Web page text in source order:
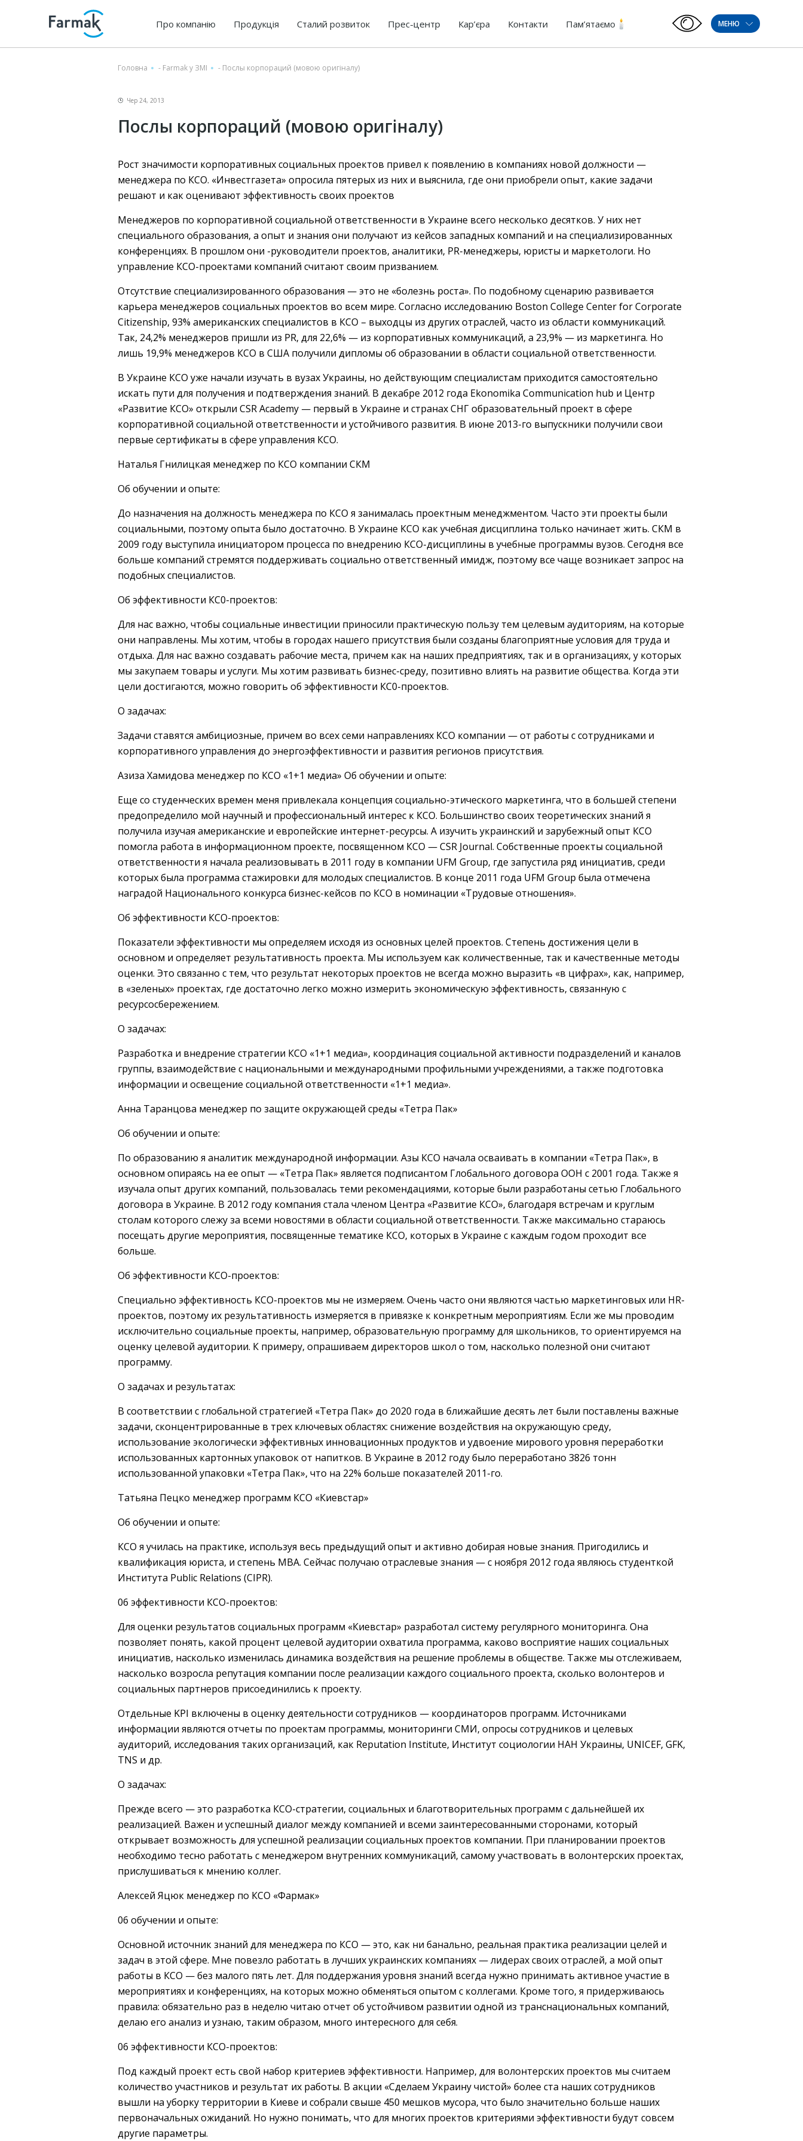
Про компанію Продукція Сталий розвиток Прес-центр Кар’єра Контакти Пам’ятаємо МЕНЮ
Головна - Farmak у ЗМІ - Послы корпораций (мовою оригіналу)
Чер 24, 2013
Послы корпораций (мовою оригіналу)
Рост значимости корпоративных социальных проектов привел к появлению в компаниях новой должности —
менеджера по КСО. «Инвестгазета» опросила пятерых из них и выяснила, где они приобрели опыт, какие задачи
решают и как оценивают эффективность своих проектов
Менеджеров по корпоративной социальной ответственности в Украине всего несколько десятков. У них нет
специального образования, а опыт и знания они получают из кейсов западных компаний и на специализированных
конференциях. В прошлом они -руководители проектов, аналитики, PR-менеджеры, юристы и маркетологи. Но
управление КСО-проектами компаний считают своим призванием.
Отсутствие специализированного образования — это не «болезнь роста». По подобному сценарию развивается
карьера менеджеров социальных проектов во всем мире. Согласно исследованию Boston College Center for Corporate
Citizenship, 93% американских специалистов в КСО – выходцы из других отраслей, часто из области коммуникаций.
Так, 24,2% менеджеров пришли из PR, для 22,6% — из корпоративных коммуникаций, а 23,9% — из маркетинга. Но
лишь 19,9% менеджеров КСО в США получили дипломы об образовании в области социальной ответственности.
В Украине КСО уже начали изучать в вузах Украины, но действующим специалистам приходится самостоятельно
искать пути для получения и подтверждения знаний. В декабре 2012 года Ekonomika Communication hub и Центр
«Развитие КСО» открыли CSR Academy — первый в Украине и странах СНГ образовательный проект в сфере
корпоративной социальной ответственности и устойчивого развития. В июне 2013-го выпускники получили свои
первые сертификаты в сфере управления КСО.
Наталья Гнилицкая менеджер по КСО компании СКМ
Об обучении и опыте:
До назначения на должность менеджера по КСО я занималась проектным менеджментом. Часто эти проекты были
социальными, поэтому опыта было достаточно. В Украине КСО как учебная дисциплина только начинает жить. СКМ в
2009 году выступила инициатором процесса по внедрению КСО-дисциплины в учебные программы вузов. Сегодня все
больше компаний стремятся поддерживать социально ответственный имидж, поэтому все чаще возникает запрос на
подобных специалистов.
Об эффективности КС0-проектов:
Для нас важно, чтобы социальные инвестиции приносили практическую пользу тем целевым аудиториям, на которые
они направлены. Мы хотим, чтобы в городах нашего присутствия были созданы благоприятные условия для труда и
отдыха. Для нас важно создавать рабочие места, причем как на наших предприятиях, так и в организациях, у которых
мы закупаем товары и услуги. Мы хотим развивать бизнес-среду, позитивно влиять на развитие общества. Когда эти
цели достигаются, можно говорить об эффективности КС0-проектов.
О задачах:
Задачи ставятся амбициозные, причем во всех семи направлениях КСО компании — от работы с сотрудниками и
корпоративного управления до энергоэффективности и развития регионов присутствия.
Азиза Хамидова менеджер по КСО «1+1 медиа» Об обучении и опыте:
Еще со студенческих времен меня привлекала концепция социально-этического маркетинга, что в большей степени
предопределило мой научный и профессиональный интерес к КСО. Большинство своих теоретических знаний я
получила изучая американские и европейские интернет-ресурсы. А изучить украинский и зарубежный опыт КСО
помогла работа в информационном проекте, посвященном КСО — CSR Journal. Собственные проекты социальной
ответственности я начала реализовывать в 2011 году в компании UFM Group, где запустила ряд инициатив, среди
которых была программа стажировки для молодых специалистов. В конце 2011 года UFM Group была отмечена
наградой Национального конкурса бизнес-кейсов по КСО в номинации «Трудовые отношения».
Об эффективности КСО-проектов:
Показатели эффективности мы определяем исходя из основных целей проектов. Степень достижения цели в
основном и определяет результативность проекта. Мы используем как количественные, так и качественные методы
оценки. Это связанно с тем, что результат некоторых проектов не всегда можно выразить «в цифрах», как, например,
в «зеленых» проектах, где достаточно легко можно измерить экономическую эффективность, связанную с
ресурсосбережением.
О задачах:
Разработка и внедрение стратегии КСО «1+1 медиа», координация социальной активности подразделений и каналов
группы, взаимодействие с национальными и международными профильными учреждениями, а также подготовка
информации и освещение социальной ответственности «1+1 медиа».
Анна Таранцова менеджер по защите окружающей среды «Тетра Пак»
Об обучении и опыте:
По образованию я аналитик международной информации. Азы КСО начала осваивать в компании «Тетра Пак», в
основном опираясь на ее опыт — «Тетра Пак» является подписантом Глобального договора ООН с 2001 года. Также я
изучала опыт других компаний, пользовалась теми рекомендациями, которые были разработаны сетью Глобального
договора в Украине. В 2012 году компания стала членом Центра «Развитие КСО», благодаря встречам и круглым
столам которого слежу за всеми новостями в области социальной ответственности. Также максимально стараюсь
посещать другие мероприятия, посвященные тематике КСО, которых в Украине с каждым годом проходит все
больше.
Об эффективности КСО-проектов:
Специально эффективность КСО-проектов мы не измеряем. Очень часто они являются частью маркетинговых или HR-
проектов, поэтому их результативность измеряется в привязке к конкретным мероприятиям. Если же мы проводим
исключительно социальные проекты, например, образовательную программу для школьников, то ориентируемся на
оценку целевой аудитории. К примеру, опрашиваем директоров школ о том, насколько полезной они считают
программу.
О задачах и результатах:
В соответствии с глобальной стратегией «Тетра Пак» до 2020 года в ближайшие десять лет были поставлены важные
задачи, сконцентрированные в трех ключевых областях: снижение воздействия на окружающую среду,
использование экологически эффективных инновационных продуктов и удвоение мирового уровня переработки
использованных картонных упаковок от напитков. В Украине в 2012 году было переработано 3826 тонн
использованной упаковки «Тетра Пак», что на 22% больше показателей 2011-го.
Татьяна Пецко менеджер программ КСО «Киевстар»
Об обучении и опыте:
КСО я училась на практике, используя весь предыдущий опыт и активно добирая новые знания. Пригодились и
квалификация юриста, и степень МВА. Сейчас получаю отраслевые знания — с ноября 2012 года являюсь студенткой
Института Public Relations (CIPR).
06 эффективности КСО-проектов:
Для оценки результатов социальных программ «Киевстар» разработал систему регулярного мониторинга. Она
позволяет понять, какой процент целевой аудитории охватила программа, каково восприятие наших социальных
инициатив, насколько изменилась динамика воздействия на решение проблемы в обществе. Также мы отслеживаем,
насколько возросла репутация компании после реализации каждого социального проекта, сколько волонтеров и
социальных партнеров присоединились к проекту.
Отдельные KPI включены в оценку деятельности сотрудников — координаторов программ. Источниками
информации являются отчеты по проектам программы, мониторинги СМИ, опросы сотрудников и целевых
аудиторий, исследования таких организаций, как Reputation Institute, Институт социологии НАН Украины, UNICEF, GFK,
TNS и др.
О задачах:
Прежде всего — это разработка КСО-стратегии, социальных и благотворительных программ с дальнейшей их
реализацией. Важен и успешный диалог между компанией и всеми заинтересованными сторонами, который
открывает возможность для успешной реализации социальных проектов компании. При планировании проектов
необходимо тесно работать с менеджером внутренних коммуникаций, самому участвовать в волонтерских проектах,
прислушиваться к мнению коллег.
Алексей Яцюк менеджер по КСО «Фармак»
06 обучении и опыте:
Основной источник знаний для менеджера по КСО — это, как ни банально, реальная практика реализации целей и
задач в этой сфере. Мне повезло работать в лучших украинских компаниях — лидерах своих отраслей, а мой опыт
работы в КСО — без малого пять лет. Для поддержания уровня знаний всегда нужно принимать активное участие в
мероприятиях и конференциях, на которых можно обменяться опытом с коллегами. Кроме того, я придерживаюсь
правила: обязательно раз в неделю читаю отчет об устойчивом развитии одной из транснациональных компаний,
делаю его анализ и узнаю, таким образом, много интересного для себя.
06 эффективности КСО-проектов:
Под каждый проект есть свой набор критериев эффективности. Например, для волонтерских проектов мы считаем
количество участников и результат их работы. В акции «Сделаем Украину чистой» более ста наших сотрудников
вышли на уборку территории в Киеве и собрали свыше 450 мешков мусора, что было значительно больше наших
первоначальных ожиданий. Но нужно понимать, что для многих проектов критериями эффективности будут совсем
другие параметры.